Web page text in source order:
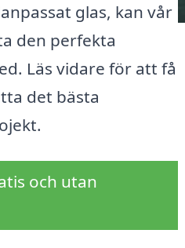
glas, kan vår
den perfekta
Läs vidare för att få
det bästa
och utan